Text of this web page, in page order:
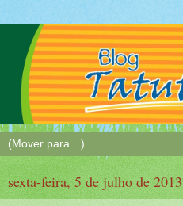
sexta-feira, 5 de julho de 2013